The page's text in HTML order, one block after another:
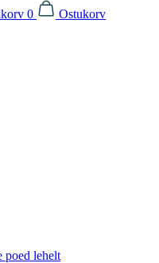
0 Ostukorv
poed lehelt